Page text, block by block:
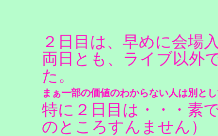
２日目は、早めに会場
両日とも、ライブ以外
た。
まぁ一部の価値のわからない人は別と
特に２日目は・・・素
のところすんません）